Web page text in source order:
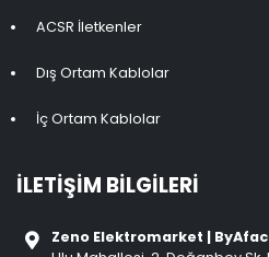
ACSR İletkenler
Dış Ortam Kablolar
İç Ortam Kablolar
İLETIŞIM BILGILERI
Zeno Elektromarket |